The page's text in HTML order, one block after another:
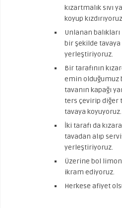
kızartmalık sıvı
koyup
Unlanan
bir şekilde tavaya
yerleştiriyoruz.
Bir tarafının
emin olduğumuz
tavanın kapağı
ters çevirip diğer
tavaya koyuyoruz.
İki tarafı da
tavadan alıp
yerleştiriyoruz.
Üzerine bol limon
ikram ediyoruz.
Herkese afiyet